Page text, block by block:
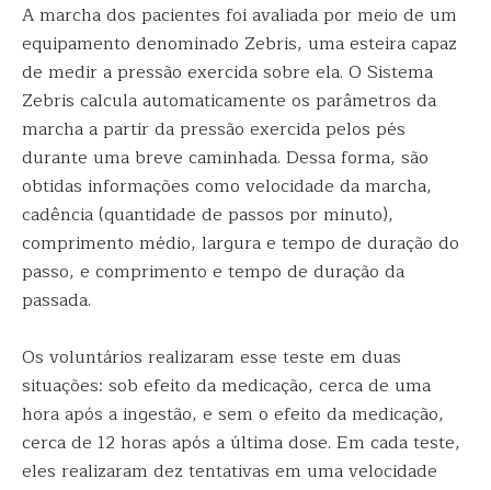
A marcha dos pacientes foi avaliada por meio de um
equipamento denominado Zebris, uma esteira capaz
de medir a pressão exercida sobre ela. O Sistema
Zebris calcula automaticamente os parâmetros da
marcha a partir da pressão exercida pelos pés
durante uma breve caminhada. Dessa forma, são
obtidas informações como velocidade da marcha,
cadência (quantidade de passos por minuto),
comprimento médio, largura e tempo de duração do
passo, e comprimento e tempo de duração da
passada.
Os voluntários realizaram esse teste em duas
situações: sob efeito da medicação, cerca de uma
hora após a ingestão, e sem o efeito da medicação,
cerca de 12 horas após a última dose. Em cada teste,
eles realizaram dez tentativas em uma velocidade